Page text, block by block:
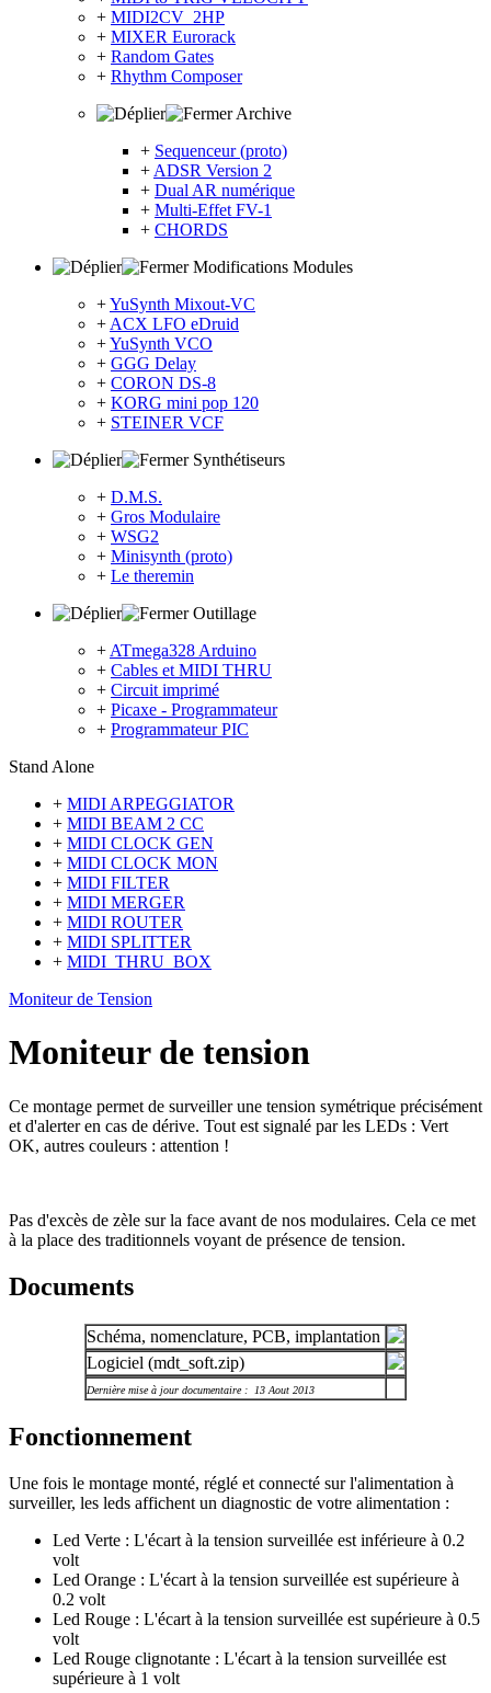
+ MIDI2CV_2HP
+ MIXER Eurorack
+ Random Gates
+ Rhythm Composer
Archive
+ Sequenceur (proto)
+ ADSR Version 2
+ Dual AR numérique
+ Multi-Effet FV-1
+ CHORDS
Modifications Modules
+YuSynth Mixout-VC
+ ACX LFO eDruid
+YuSynth VCO
+ GGG Delay
+ CORON DS-8
+ KORG mini pop 120
+ STEINER VCF
Synthétiseurs
+ D.M.S.
+ Gros Modulaire
+ WSG2
+ Minisynth (proto)
+ Le theremin
Outillage
+ ATmega328 Arduino
+ Cables et MIDI THRU
+ Circuit imprimé
+ Picaxe - Programmateur
+ Programmateur PIC
Stand Alone
+ MIDI ARPEGGIATOR
+ MIDI BEAM 2 CC
+ MIDI CLOCK GEN
+ MIDI CLOCK MON
+ MIDI FILTER
+ MIDI MERGER
+ MIDI ROUTER
+ MIDI SPLITTER
+ MIDI_THRU_BOX
Moniteur de Tension
Moniteur de tension
Ce montage permet de surveiller une tension symétrique précisément
et d'alerter en cas de dérive. Tout est signalé par les LEDs : Vert
OK, autres couleurs : attention !
Pas d'excès de zèle sur la face avant de nos modulaires. Cela ce met
à la place des traditionnels voyant de présence de tension.
Documents
Schéma, nomenclature, PCB, implantation
Logiciel (mdt_soft.zip)
Dernière mise à jour documentaire : 13 Aout 2013
Fonctionnement
Une fois le montage monté, réglé et connecté sur l'alimentation à
surveiller, les leds affichent un diagnostic de votre alimentation :
Led Verte : L'écart à la tension surveillée est inférieure à 0.2
volt
Led Orange : L'écart à la tension surveillée est supérieure à
0.2 volt
Led Rouge : L'écart à la tension surveillée est supérieure à 0.5
volt
Led Rouge clignotante : L'écart à la tension surveillée est
supérieure à 1 volt